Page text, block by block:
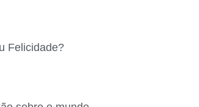
Felicidade?